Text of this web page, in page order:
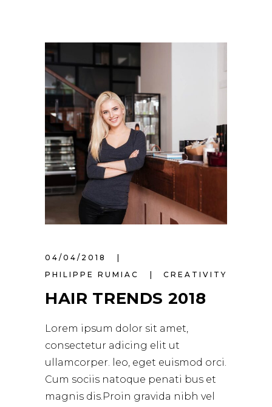
04/04/2018
PHILIPPE RUMIAC
CREATIVITY
HAIR TRENDS 2018
Lorem ipsum dolor sit amet,
consectetur adicing elit ut
ullamcorper. leo, eget euismod orci.
Cum sociis natoque penati bus et
magnis dis.Proin gravida nibh vel